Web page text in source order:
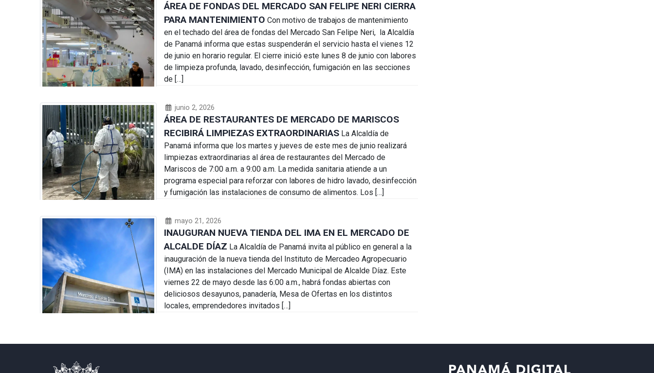
ÁREA DE FONDAS DEL MERCADO SAN FELIPE NERI CIERRA
PARA MANTENIMIENTO Con motivo de trabajos de mantenimiento
en el techado del área de fondas del Mercado San Felipe Neri, la Alcaldía
de Panamá informa que estas suspenderán el servicio hasta el vienes 12
de junio en horario regular. El cierre inició este lunes 8 de junio con labores
de limpieza profunda, lavado, desinfección, fumigación en las secciones
de […]
junio 2, 2026
ÁREA DE RESTAURANTES DE MERCADO DE MARISCOS
RECIBIRÁ LIMPIEZAS EXTRAORDINARIAS La Alcaldía de
Panamá informa que los martes y jueves de este mes de junio realizará
limpiezas extraordinarias al área de restaurantes del Mercado de
Mariscos de 7:00 a.m. a 9:00 a.m. La medida sanitaria atiende a un
programa especial para reforzar con labores de hidro lavado, desinfección
y fumigación las instalaciones de consumo de alimentos. Los […]
mayo 21, 2026
INAUGURAN NUEVA TIENDA DEL IMA EN EL MERCADO DE
ALCALDE DÍAZ La Alcaldía de Panamá invita al público en general a la
inauguración de la nueva tienda del Instituto de Mercadeo Agropecuario
(IMA) en las instalaciones del Mercado Municipal de Alcalde Díaz. Este
viernes 22 de mayo desde las 6:00 a.m., habrá fondas abiertas con
deliciosos desayunos, panadería, Mesa de Ofertas en los distintos
locales, emprendedores invitados […]